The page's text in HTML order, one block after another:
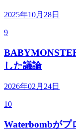
2025年10月28日
9
した議論
2026年02月24日
10
Waterbombがプ